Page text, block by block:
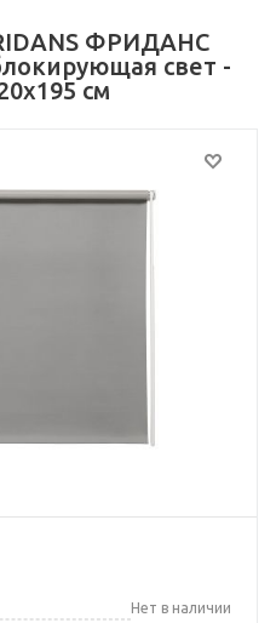
ФРИДАНС
свет -
см
Нет в наличии